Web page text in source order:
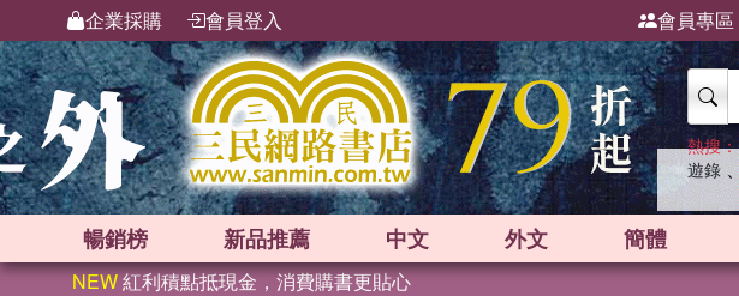
企業採購 會員登入 會員專區
熱搜：
遊錄 、
暢銷榜 新品推薦 中文 外文 簡體
NEW紅利積點抵現金，消費購書更貼心